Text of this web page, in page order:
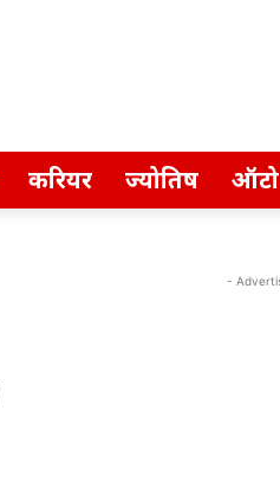
करियर ज्योतिष ऑटो
-